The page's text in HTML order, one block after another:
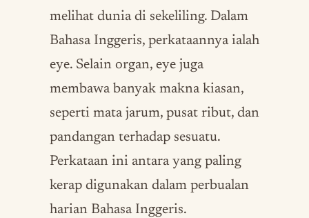
melihat dunia di sekeliling. Dalam
Bahasa Inggeris, perkataannya ialah
eye. Selain organ, eye juga
membawa banyak makna kiasan,
seperti mata jarum, pusat ribut, dan
pandangan terhadap sesuatu.
Perkataan ini antara yang paling
kerap digunakan dalam perbualan
harian Bahasa Inggeris.